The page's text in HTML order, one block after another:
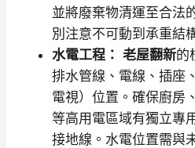
並將廢棄物清運至合法
別注意不可動到承重結
水電工程： 老屋翻新的
排水管線、電線、插座
電視）位置。確保廚房
等高用電區域有獨立專
接地線。水電位置需與